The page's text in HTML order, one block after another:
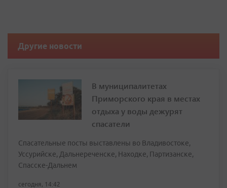
Другие новости
В муниципалитетах
Приморского края в местах
отдыха у воды дежурят
спасатели
Спасательные посты выставлены во Владивостоке,
Уссурийске, Дальнереченске, Находке, Партизанске,
Спасске-Дальнем
сегодня, 14:42